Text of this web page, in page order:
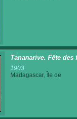
Tananarive. Fête
1903
Madagascar, Île de